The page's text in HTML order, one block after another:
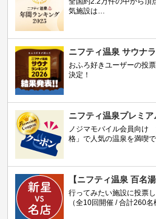
気施設は…
ニフティ温泉 サウナ
おふろ好きユーザーの投
決定！
ニフティ温泉プレミ
ノジマモバイル会員向け
格」で人気の温泉を満喫で
【ニフティ温泉 百名湯
行ってみたい施設に投票
（全10回開催 / 合計260名